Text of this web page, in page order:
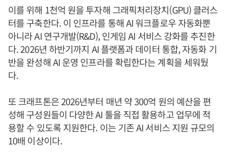
이를 위해 1천억 원을 투자해 그래픽처리장치(GPU) 클러스
터를 구축한다. 이 인프라를 통해 AI 워크플로우 자동화뿐
아니라 AI 연구개발(R&D), 인게임 AI 서비스 강화를 추진한
다. 2026년 하반기까지 AI 플랫폼과 데이터 통합, 자동화 기
반을 완성해 AI 운영 인프라를 확립한다는 계획을 세워뒀
다.
또 크래프톤은 2026년부터 매년 약 300억 원의 예산을 편
성해 구성원들이 다양한 AI 툴을 직접 활용하고 업무에 적
용할 수 있도록 지원한다. 이는 기존 AI 서비스 지원 규모의
10배 이상이다.